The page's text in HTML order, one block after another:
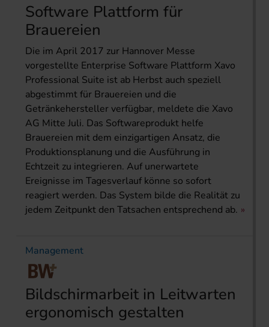
Software Plattform für
Brauereien
Die im April 2017 zur Hannover Messe
vorgestellte Enterprise Software Plattform Xavo
Professional Suite ist ab Herbst auch speziell
abgestimmt für Brauereien und die
Getränkehersteller verfügbar, meldete die Xavo
AG Mitte Juli. Das Softwareprodukt helfe
Brauereien mit dem einzigartigen Ansatz, die
Produktionsplanung und die Ausführung in
Echtzeit zu integrieren. Auf unerwartete
Ereignisse im Tagesverlauf könne so sofort
reagiert werden. Das System bilde die Realität zu
jedem Zeitpunkt den Tatsachen entsprechend ab.
Management
Bildschirmarbeit in Leitwarten
ergonomisch gestalten